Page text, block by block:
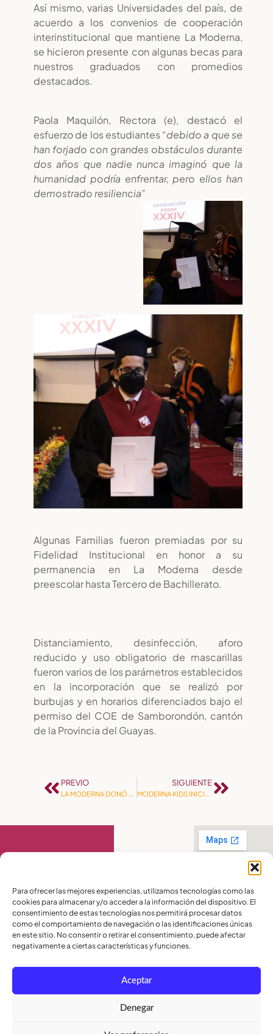
Para ofrecer las mejores experiencias, utilizamos tecnologías como las
cookies para almacenar y/o acceder a la información del dispositivo. El
consentimiento de estas tecnologías nos permitirá procesar datos
como el comportamiento de navegación o las identificaciones únicas
en este sitio. No consentir o retirar el consentimiento, puede afectar
negativamente a ciertas características y funciones.
Aceptar
Denegar
Así mismo, varias Universidades del país, de
acuerdo a los convenios de cooperación
interinstitucional que mantiene La Moderna,
se hicieron presente con algunas becas para
nuestros graduados con promedios
destacados.
Paola Maquilón, Rectora (e),
destacó el
esfuerzo de los estudiantes“debido a que se
han forjado con grandes obstáculos durante
dos años que nadie nunca imaginó que la
humanidad podría enfrentar, pero ellos han
demostrado resiliencia”
Algunas Familias fueron premiadas por su
Fidelidad Institucional en honor a su
permanencia en La Moderna desde
preescolar hasta Tercero de Bachillerato.
Distanciamiento, desinfección, aforo
reducido y uso obligatorio de mascarillas
fueron varios de los parámetros establecidos
en la incorporación que se realizó por
burbujas y en horarios diferenciados bajo el
permiso del COE de Samborondón, cantón
de la Provincia del Guayas.
PREVIO
LA MODERNA DONÓ ARTÍCULOS Y ALIMENTOS A DAMNIFICADOS POR ESTRAGOS INVERNALES
SIGUIENTE
MODERNA KIDS INICIA CLASES PRESENCIALES CON 100% DE AFORO.
Contáctanos
PBX:(04) 372 5220
Celular:099 016
2715
Celular:098 580
2370
admisiones@lamoderna.edu.ec
Km 2,5 Vía a
Samborondón.